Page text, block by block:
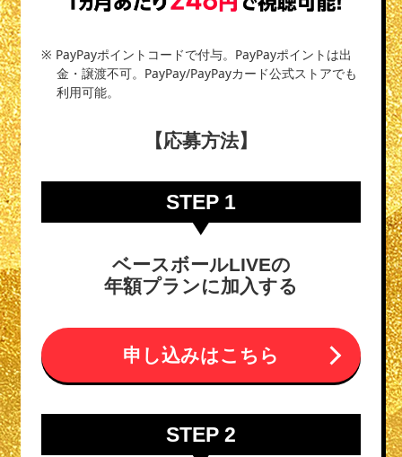
※ PayPayポイントコードで付与。PayPayポイントは出
金・譲渡不可。PayPay/PayPayカード公式ストアでも
利用可能。
【応募方法】
STEP 1
ベースボールLIVEの
年額プランに加入する
申し込みはこちら
STEP 2